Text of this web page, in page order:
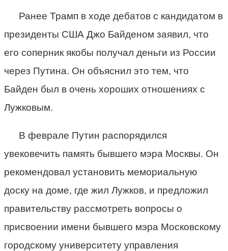
Ранее Трамп в ходе дебатов с кандидатом в
президенты США Джо Байденом заявил, что
его соперник якобы получал деньги из России
через Путина. Он объяснил это тем, что
Байден был в очень хороших отношениях с
Лужковым.
В феврале Путин распорядился
увековечить память бывшего мэра Москвы. Он
рекомендовал установить мемориальную
доску на доме, где жил Лужков, и предложил
правительству рассмотреть вопросы о
присвоении имени бывшего мэра Московскому
городскому университету управления